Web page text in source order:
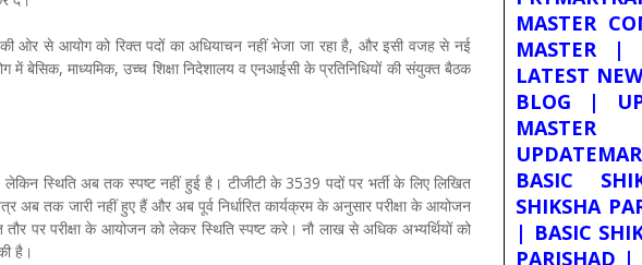
की ओर से आयोग को रिक्त पदों का अधियाचन नहीं भेजा जा रहा है, और इसी वजह से नई
बेसिक, माध्यमिक, उच्च शिक्षा निदेशालय व एनआईसी के प्रतिनिधियों की संयुक्त बैठक
लेकिन स्थिति अब तक स्पष्ट नहीं हुई है। टीजीटी के 3539 पदों पर भर्ती के लिए लिखित
अब तक जारी नहीं हुए हैं और अब पूर्व निर्धारित कार्यक्रम के अनुसार परीक्षा के आयोजन
पर परीक्षा के आयोजन को लेकर स्थिति स्पष्ट करे। नौ लाख से अधिक अभ्यर्थियों को
है।
MASTER
MASTER |
LATEST
BLOG |
BASIC
SHIKSHA
| BASIC
PARISHAD |